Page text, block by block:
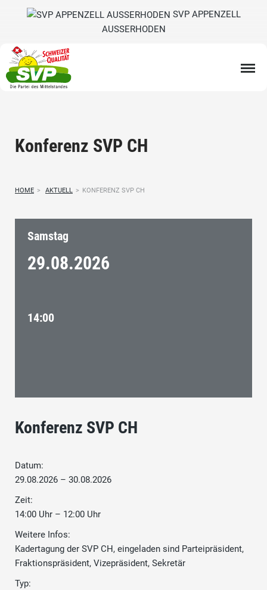
SVP APPENZELL
AUSSERHODEN
Konferenz SVP CH
HOME > AKTUELL > KONFERENZ SVP CH
Samstag
29.08.2026
14:00
Konferenz SVP CH
Datum:
29.08.2026 – 30.08.2026
Zeit:
14:00 Uhr – 12:00 Uhr
Weitere Infos:
Kadertagung der SVP CH, eingeladen sind Parteipräsident,
Fraktionspräsident, Vizepräsident, Sekretär
Typ: